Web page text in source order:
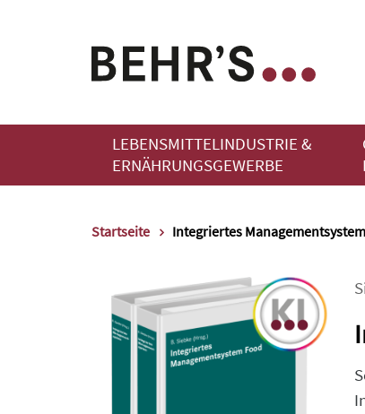
LEBENSMITTELINDUSTRIE &
ERNÄHRUNGSGEWERBE
Startseite Integriertes